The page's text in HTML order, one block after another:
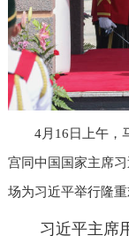
4月16日上午，马
宫同中国国家主席
场为习近平举行隆
习近平主席用